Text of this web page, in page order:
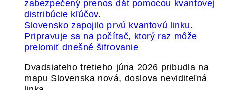
Slovensko zapojilo prvú kvantovú linku.
Pripravuje sa na počítač, ktorý raz môže
prelomiť dnešné šifrovanie
Dvadsiateho tretieho júna 2026 pribudla na
mapu Slovenska nová, doslova neviditeľná